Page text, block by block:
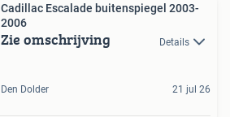
Cadillac Escalade buitenspiegel 2003-
2006
Zie omschrijving Details
Den Dolder 21 jul 26